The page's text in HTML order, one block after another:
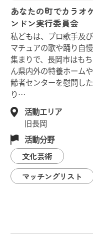
あなたの町でカラオ
ンドン実行委員会
私どもは、プロ歌手及
マチュアの歌や踊り自
集まりで、長岡市はも
ん県内外の特養ホーム
齢者センターを慰問した
り…
活動エリア
旧長岡
活動分野
文化芸術
マッチングリスト